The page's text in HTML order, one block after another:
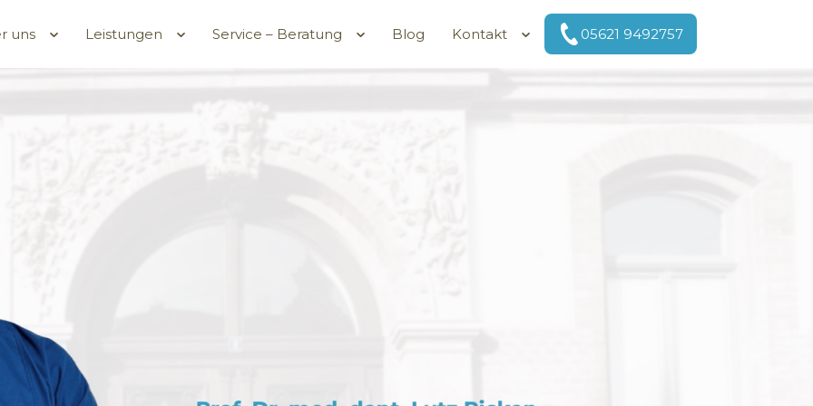
uns Leistungen Service – Beratung Blog Kontakt 05621 9492757